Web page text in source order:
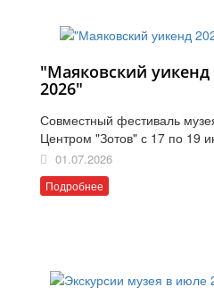
"Маяковский уикенд
2026"
Совместный фестиваль
Центром "Зотов" с 17 по 19
01.07.2026
Подробнее